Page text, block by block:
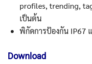
profiles, trending,
เป็นต้น
พิกัดการป้องกัน IP67
Download